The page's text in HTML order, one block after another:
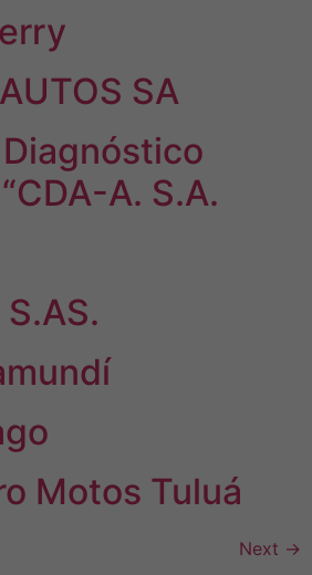
SA
A. S.A.
Motos Tuluá
Next →